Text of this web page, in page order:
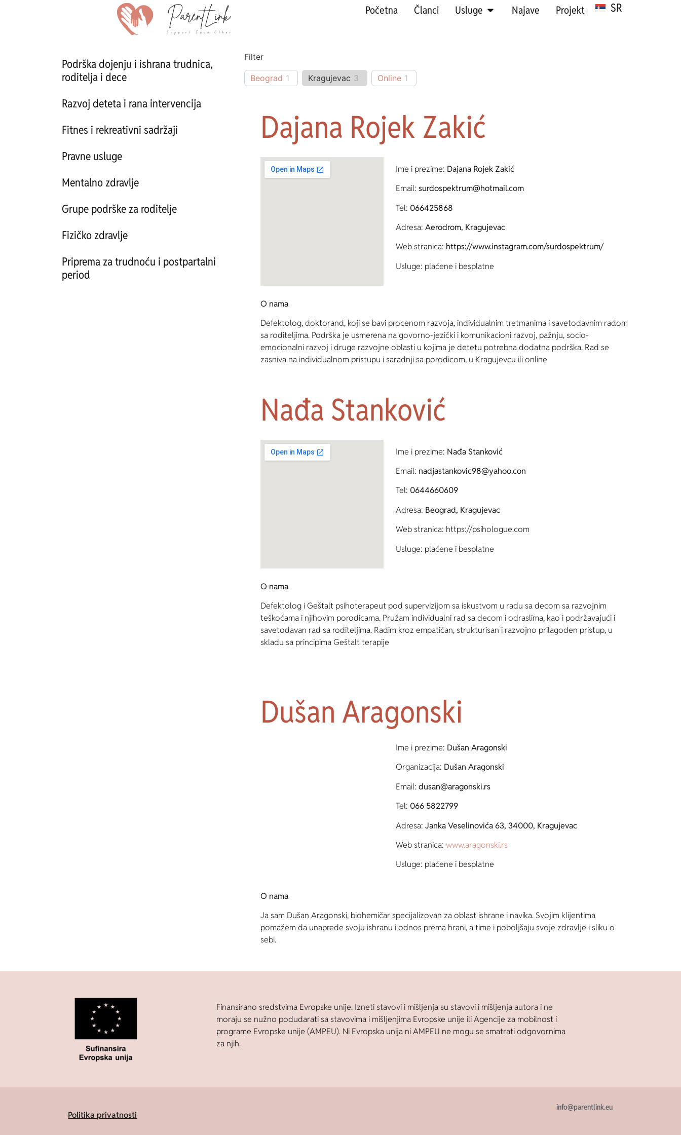
Početna Članci Usluge Najave Projekt SR
HR
Podrška dojenju i ishrana trudnica,
roditelja i dece
Razvoj deteta i rana intervencija
Fitnes i rekreativni sadržaji
Pravne usluge
Mentalno zdravlje
Grupe podrške za roditelje
Fizičko zdravlje
Priprema za trudnoću i postpartalni
period
Filter
Beograd 1 Kragujevac 3 Online 1
Dajana Rojek Zakić
Ime i prezime: Dajana Rojek Zakić
Email: surdospektrum@hotmail.com
Tel: 066425868
Adresa: Aerodrom, Kragujevac
Web stranica: https://www.instagram.com/surdospektrum/
Usluge: plaćene i besplatne
O nama
Defektolog, doktorand, koji se bavi procenom razvoja, individualnim tretmanima i savetodavnim radom
sa roditeljima. Podrška je usmerena na govorno-jezički i komunikacioni razvoj, pažnju, socio-
emocionalni razvoj i druge razvojne oblasti u kojima je detetu potrebna dodatna podrška. Rad se
zasniva na individualnom pristupu i saradnji sa porodicom, u Kragujevcu ili online
Nađa Stanković
Ime i prezime: Nađa Stanković
Email: nadjastankovic98@yahoo.con
Tel: 0644660609
Adresa: Beograd, Kragujevac
Web stranica: https://psihologue.com
Usluge: plaćene i besplatne
O nama
Defektolog i Geštalt psihoterapeut pod supervizijom sa iskustvom u radu sa decom sa razvojnim
teškoćama i njihovim porodicama. Pružam individualni rad sa decom i odraslima, kao i podržavajući i
savetodavan rad sa roditeljima. Radim kroz empatičan, strukturisan i razvojno prilagođen pristup, u
skladu sa principima Geštalt terapije
Dušan Aragonski
Ime i prezime: Dušan Aragonski
Organizacija: Dušan Aragonski
Email: dusan@aragonski.rs
Tel: 066 5822799
Adresa: Janka Veselinovića 63, 34000, Kragujevac
Web stranica: www.aragonski.rs
Usluge: plaćene i besplatne
O nama
Ja sam Dušan Aragonski, biohemičar specijalizovan za oblast ishrane i navika. Svojim klijentima
pomažem da unaprede svoju ishranu i odnos prema hrani, a time i poboljšaju svoje zdravlje i sliku o
sebi.
Finansirano sredstvima Evropske unije. Izneti stavovi i mišljenja su stavovi i mišljenja autora i ne
moraju se nužno podudarati sa stavovima i mišljenjima Evropske unije ili Agencije za mobilnost i
programe Evropske unije (AMPEU). Ni Evropska unija ni AMPEU ne mogu se smatrati odgovornima
za njih.
Politika privatnosti
info@parentlink.eu